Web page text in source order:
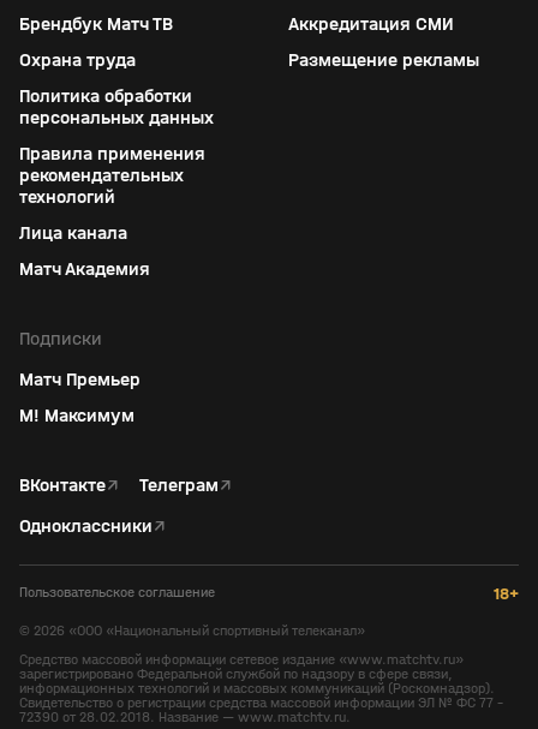
Брендбук Матч ТВ
Охрана труда
Политика обработки
персональных данных
Правила применения
рекомендательных
технологий
Лица канала
Матч Академия
Аккредитация СМИ
Размещение рекламы
Подписки
Матч Премьер
М! Максимум
ВКонтакте↗ Телеграм↗
Одноклассники↗
Пользовательское соглашение 18+
© 2026 «ООО «Национальный спортивный телеканал»
Средство массовой информации сетевое издание «www.matchtv.ru»
зарегистрировано Федеральной службой по надзору в сфере связи,
информационных технологий и массовых коммуникаций (Роскомнадзор).
Свидетельство о регистрации средства массовой информации ЭЛ № ФС 77 -
72390 от 28.02.2018. Название — www.matchtv.ru.